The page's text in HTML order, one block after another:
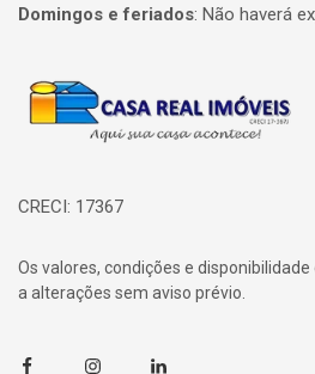
Domingos e feriados: Não haverá
Página inicial
CRECI: 17367
Os valores, condições e
a alterações sem aviso prévio.
FacebookInstagramLinkedin